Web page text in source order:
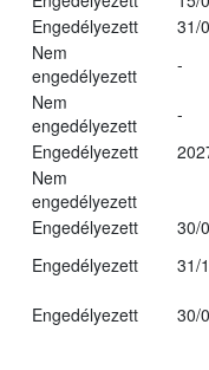
Engedélyezett
31/
Nem
engedélyezett
-
Nem
engedélyezett
-
Engedélyezett
Nem
engedélyezett
Engedélyezett
30/
Engedélyezett
31/
Engedélyezett
30/